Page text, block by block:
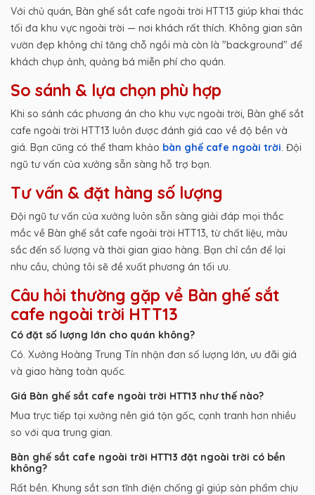
Với chủ quán, Bàn ghế sắt cafe ngoài trời HTT13 giúp khai thác
tối đa khu vực ngoài trời — nơi khách rất thích. Không gian sân
vườn đẹp không chỉ tăng chỗ ngồi mà còn là "background" để
khách chụp ảnh, quảng bá miễn phí cho quán.
So sánh & lựa chọn phù hợp
Khi so sánh các phương án cho khu vực ngoài trời, Bàn ghế sắt
cafe ngoài trời HTT13 luôn được đánh giá cao về độ bền và
giá. Bạn cũng có thể tham khảo bàn ghế cafe ngoài trời . Đội
ngũ tư vấn của xưởng sẵn sàng hỗ trợ bạn.
Tư vấn & đặt hàng số lượng
Đội ngũ tư vấn của xưởng luôn sẵn sàng giải đáp mọi thắc
mắc về Bàn ghế sắt cafe ngoài trời HTT13, từ chất liệu, màu
sắc đến số lượng và thời gian giao hàng. Bạn chỉ cần để lại
nhu cầu, chúng tôi sẽ đề xuất phương án tối ưu.
Câu hỏi thường gặp về Bàn ghế sắt
cafe ngoài trời HTT13
Có đặt số lượng lớn cho quán không?
Có. Xưởng Hoàng Trung Tín nhận đơn số lượng lớn, ưu đãi giá
và giao hàng toàn quốc.
Giá Bàn ghế sắt cafe ngoài trời HTT13 như thế nào?
Mua trực tiếp tại xưởng nên giá tận gốc, cạnh tranh hơn nhiều
so với qua trung gian.
Bàn ghế sắt cafe ngoài trời HTT13 đặt ngoài trời có bền
không?
Rất bền. Khung sắt sơn tĩnh điện chống gỉ giúp sản phẩm chịu